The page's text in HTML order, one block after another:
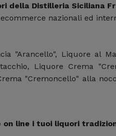
della Distilleria Siciliana
nazionali ed
"Arancello", Liquore al
Liquore Crema
"Cremoncello" alla
line i tuoi liquori